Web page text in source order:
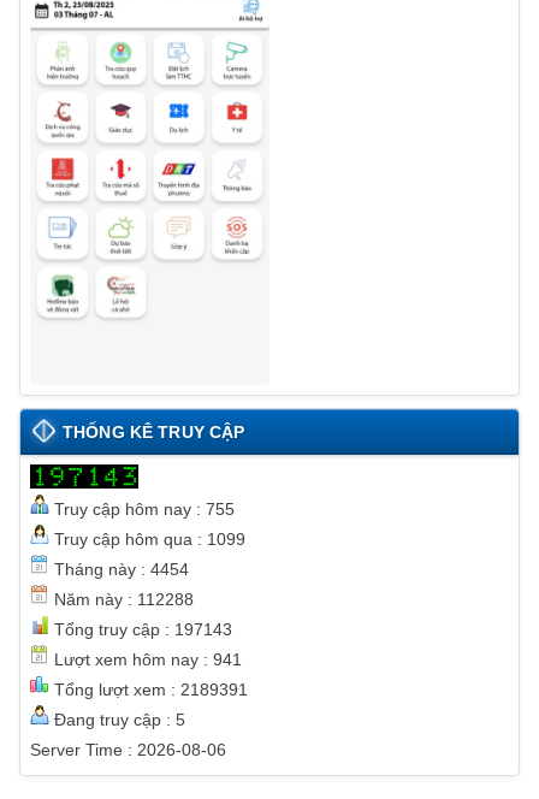
THỐNG KÊ TRUY CẬP
Truy cập hôm nay : 755
Truy cập hôm qua : 1099
Tháng này : 4454
Năm này : 112288
Tổng truy cập : 197143